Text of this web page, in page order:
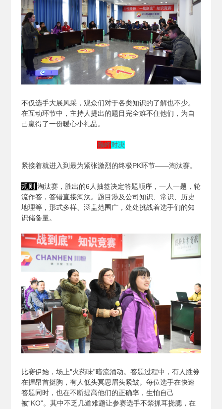
不仅选手大展风采，观众们对于各类知识的了解也不少。
在互动环节中，主持人提出的题目完全难不住他们，为自
己赢得了一份暖心小礼品。
巅峰对决
紧接着就进入到最为紧张激烈的终极PK环节——淘汰赛。
规则 淘汰赛，胜出的6人抽签决定答题顺序，一人一题，轮
流作答，答错直接淘汰。题目涉及公司知识、常识、历史
地理等，形式多样、涵盖范围广，处处挑战着选手们的知
识储备量。
比赛伊始，场上"火药味”暗流涌动。答题过程中，有人胜券
在握昂首挺胸，有人低头冥思眉头紧皱。每位选手在快速
答题同时，也在不断提高他们的正确率，生怕自己
被“KO”。其中不乏几道难题让参赛选手不禁抓耳挠腮，在